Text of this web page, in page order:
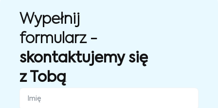
Wypełnij
formularz -
skontaktujemy się
z Tobą